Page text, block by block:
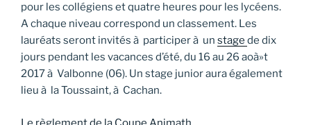
pour les collégiens et quatre heures pour les lycéens.
A chaque niveau correspond un classement. Les
lauréats seront invités à participer à un stage de dix
jours pendant les vacances d’été, du 16 au 26 aoà»t
2017 à Valbonne (06). Un stage junior aura également
lieu à la Toussaint, à Cachan.